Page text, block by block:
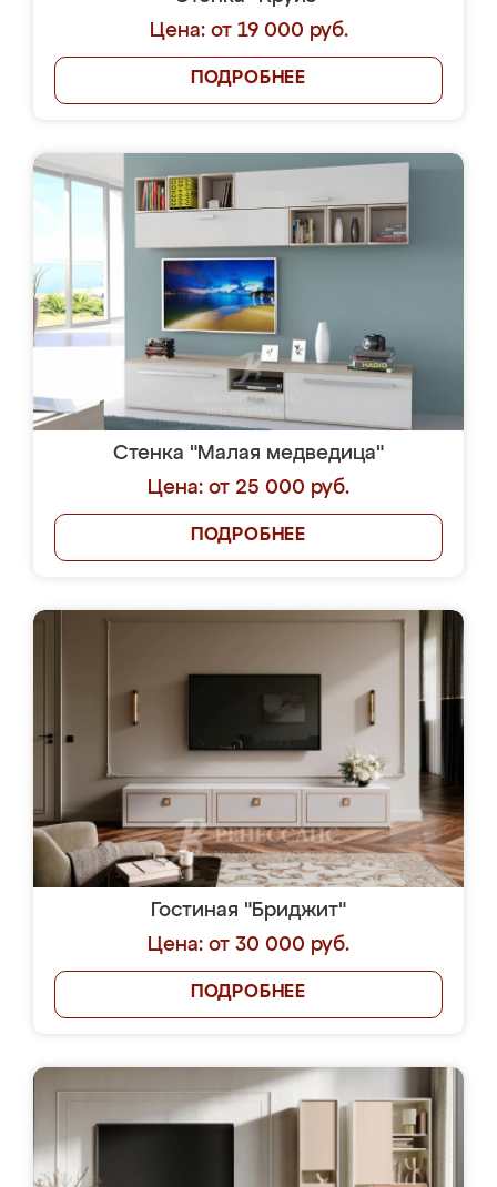
Цена: от 19 000 руб.
ПОДРОБНЕЕ
Стенка "Малая медведица"
Цена: от 25 000 руб.
ПОДРОБНЕЕ
Гостиная "Бриджит"
Цена: от 30 000 руб.
ПОДРОБНЕЕ